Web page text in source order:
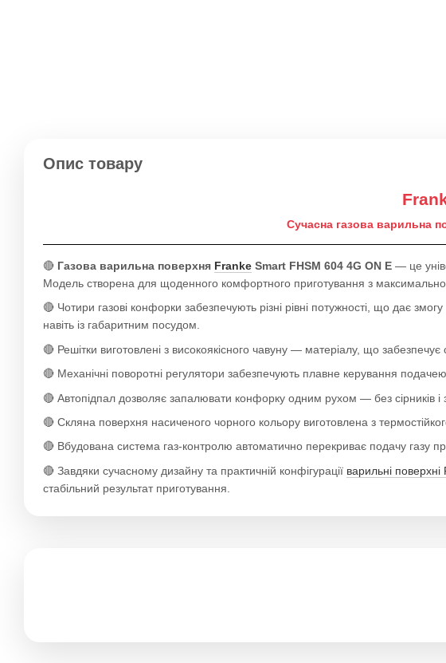
Опис товару
Сучасна газова варильна
🔴 Газова варильна поверхня Franke Smart FHSM 604 4G ON E — це
Модель створена для щоденного комфортного приготування з
🔴 Чотири газові конфорки забезпечують різні рівні потужності, що дає
навіть із габаритним посудом.
🔴 Решітки виготовлені з високоякісного чавуну — матеріалу, що
🔴 Механічні поворотні регулятори забезпечують плавне керування подачею
🔴 Автопідпал дозволяє запалювати конфорку одним рухом — без сірників
🔴 Скляна поверхня насиченого чорного кольору виготовлена з
🔴 Вбудована система газ-контролю автоматично перекриває подачу газу
🔴 Завдяки сучасному дизайну та практичній конфігурації варильні
стабільний результат приготування.